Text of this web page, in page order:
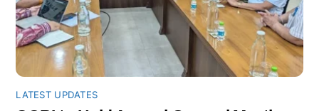
LATEST UPDATES